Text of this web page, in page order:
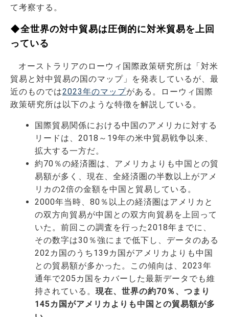
て考察する。
◆全世界の対中貿易は圧倒的に対米貿易を上回
っている
オーストラリアのローウィ国際政策研究所は「対米
貿易と対中貿易の国のマップ」を発表しているが、最
近のものでは2023年のマップがある。ローウィ国際
政策研究所は以下のような特徴を解説している。
国際貿易関係における中国のアメリカに対する
リードは、2018～19年の米中貿易戦争以来、
拡大する一方だ。
約70％の経済圏は、アメリカよりも中国との貿
易額が多く、現在、全経済圏の半数以上がアメ
リカの2倍の金額を中国と貿易している。
2000年当時、80％以上の経済圏はアメリカと
の双方向貿易が中国との双方向貿易を上回って
いた。前回この調査を行った2018年までに、
その数字は30％強にまで低下し、データのある
202カ国のうち139カ国がアメリカよりも中国
との貿易額が多かった。この傾向は、2023年
通年で205カ国をカバーした最新データでも維
持されている。 現在、世界の約70％、つまり
145カ国がアメリカよりも中国との貿易額が多